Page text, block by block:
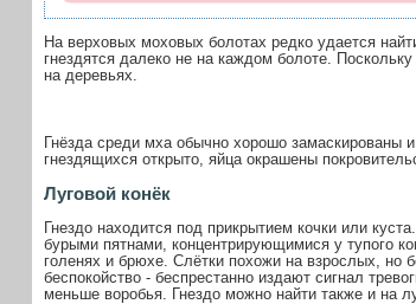
На верховых моховых болотах редко удается
гнездятся далеко не на каждом болоте.
на деревьях.
Гнёзда среди мха обычно хорошо замаскированы
гнездящихся открыто, яйца окрашены
Луговой конёк
Гнездо находится под прикрытием кочки или
бурыми пятнами, концентрирующимися у тупого
голенях и брюхе. Слётки похожи на взрослых,
беспокойство - беспрестанно издают сигнал
меньше воробья. Гнездо можно найти также и на